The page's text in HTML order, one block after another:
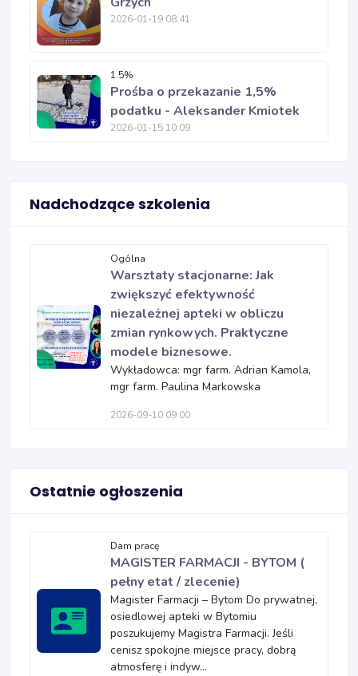
2026-01-19 08:41
1.5%
Prośba o przekazanie 1,5%
podatku - Aleksander Kmiotek
2026-01-15 10:09
Nadchodzące szkolenia
Ogólna
Warsztaty stacjonarne: Jak
zwiększyć efektywność
niezależnej apteki w obliczu
zmian rynkowych. Praktyczne
modele biznesowe.
Wykładowca: mgr farm. Adrian Kamola,
mgr farm. Paulina Markowska
2026-09-10 09:00
Ostatnie ogłoszenia
Dam pracę
MAGISTER FARMACJI - BYTOM (
pełny etat / zlecenie)
Magister Farmacji – Bytom Do prywatnej,
osiedlowej apteki w Bytomiu
poszukujemy Magistra Farmacji. Jeśli
cenisz spokojne miejsce pracy, dobrą
atmosferę i indyw...